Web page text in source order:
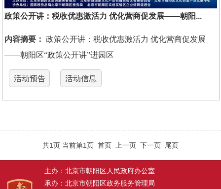
政策公开讲：税收优惠激活力 优化营商促发展——朝阳...
内容摘要： 政策公开讲：税收优惠激活力 优化营商促发展
——朝阳区“政策公开讲”进园区
活动预告 活动信息
共1页 当前第1页 首页 上一页 下一页 尾页
主办：北京市朝阳区人民政府办公室
承办：北京市朝阳区政务服务管理局